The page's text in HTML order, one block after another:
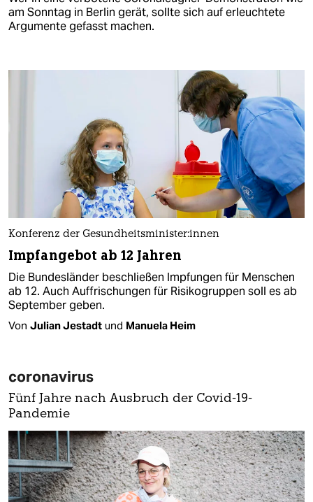
am Sonntag in Berlin gerät, sollte sich auf erleuchtete
Argumente gefasst machen.
Konferenz der Ge­sund­heits­mi­nis­te­r:in­nen
Impfangebot ab 12 Jahren
Die Bundesländer beschließen Impfungen für Menschen
ab 12. Auch Auffrischungen für Risikogruppen soll es ab
September geben.
Von Julian Jestadt und Manuela Heim
coronavirus
Fünf Jahre nach Ausbruch der Covid-19-
Pandemie